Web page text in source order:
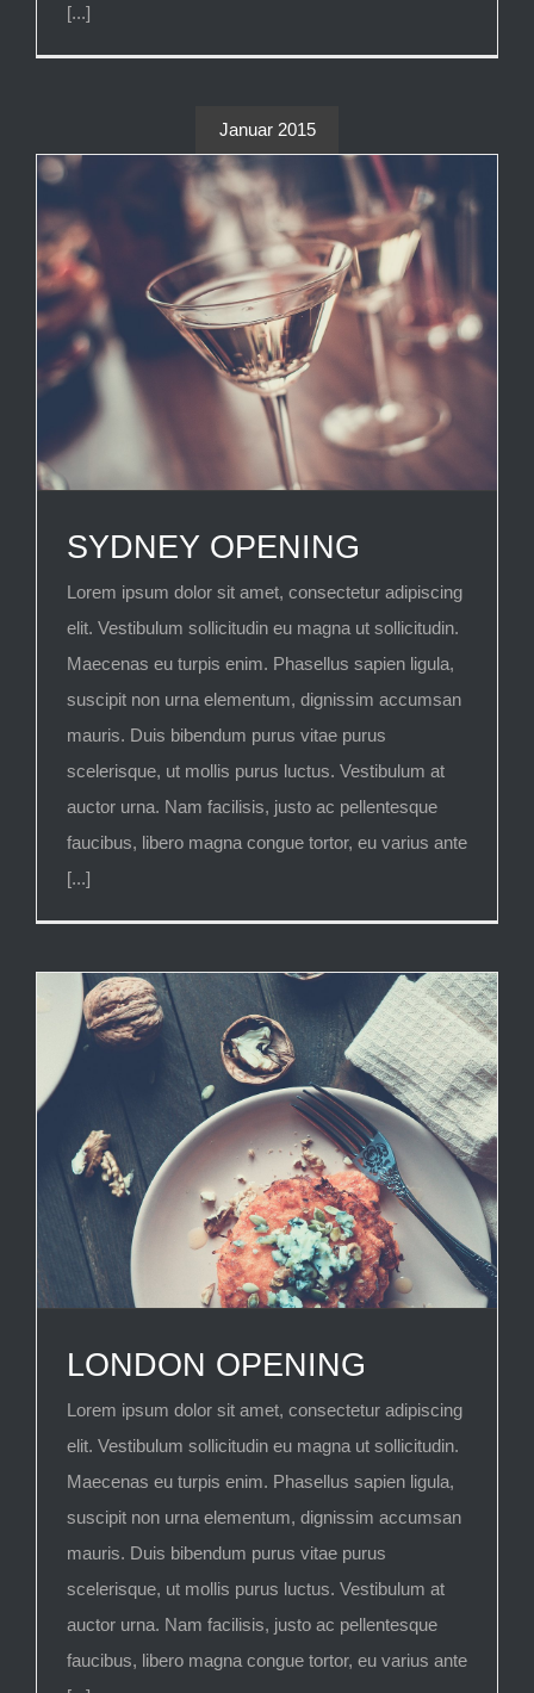
[...]
Januar 2015
SYDNEY OPENING
Lorem ipsum dolor sit amet, consectetur adipiscing
elit. Vestibulum sollicitudin eu magna ut sollicitudin.
Maecenas eu turpis enim. Phasellus sapien ligula,
suscipit non urna elementum, dignissim accumsan
mauris. Duis bibendum purus vitae purus
scelerisque, ut mollis purus luctus. Vestibulum at
auctor urna. Nam facilisis, justo ac pellentesque
faucibus, libero magna congue tortor, eu varius ante
[...]
LONDON OPENING
Lorem ipsum dolor sit amet, consectetur adipiscing
elit. Vestibulum sollicitudin eu magna ut sollicitudin.
Maecenas eu turpis enim. Phasellus sapien ligula,
suscipit non urna elementum, dignissim accumsan
mauris. Duis bibendum purus vitae purus
scelerisque, ut mollis purus luctus. Vestibulum at
auctor urna. Nam facilisis, justo ac pellentesque
faucibus, libero magna congue tortor, eu varius ante